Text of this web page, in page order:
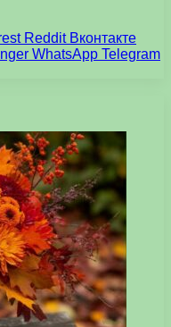
Reddit Вконтакте
WhatsApp Telegram